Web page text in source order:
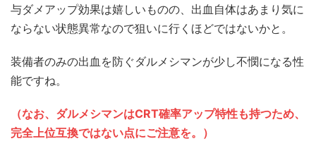
与ダメアップ効果は嬉しいものの、出血自体はあまり気に
ならない状態異常なので狙いに行くほどではないかと。
装備者のみの出血を防ぐダルメシマンが少し不憫になる性
能ですね。
（なお、ダルメシマンはCRT確率アップ特性も持つため、
完全上位互換ではない点にご注意を。）